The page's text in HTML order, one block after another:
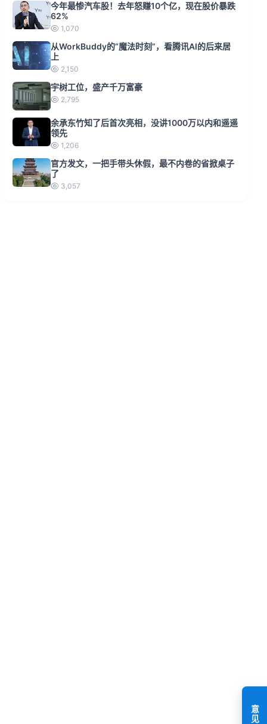
今年最惨汽车股！去年怒赚10个亿，现在股价暴跌
62%
1,070
从WorkBuddy的“魔法时刻”，看腾讯AI的后来居
上
2,150
宇树工位，盛产千万富豪
2,795
余承东竹知了后首次亮相，没讲1000万以内和遥遥
领先
1,206
官方发文，一把手带头休假，最不内卷的省掀桌子
了
3,057